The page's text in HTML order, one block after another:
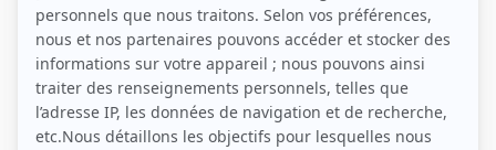
ANDRÉ GAGNÉ
Liens
Fiche de André Gagné sur Showbizz.net